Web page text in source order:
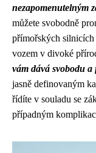
nezapomenutelným
můžete svobodně
přímořských
vozem v divoké
vám dává svobodu
jasně definovaným
řídíte v souladu se
případným